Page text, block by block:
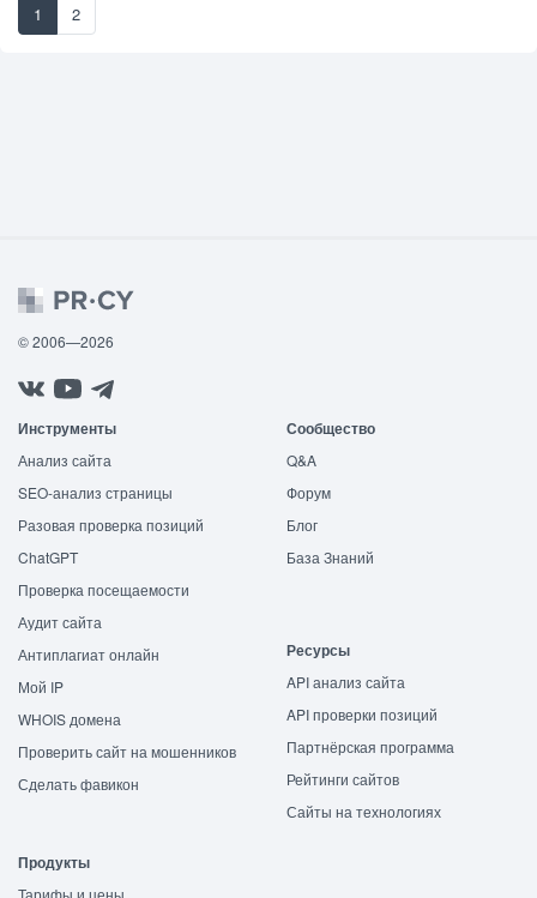
1 2
© 2006—2026
Инструменты
Анализ сайта
SEO-анализ страницы
Разовая проверка позиций
ChatGPT
Проверка посещаемости
Аудит сайта
Антиплагиат онлайн
Мой IP
WHOIS домена
Проверить сайт на мошенников
Сделать фавикон
Сообщество
Q&A
Форум
Блог
База Знаний
Ресурсы
API анализ сайта
API проверки позиций
Партнёрская программа
Рейтинги сайтов
Сайты на технологиях
Продукты